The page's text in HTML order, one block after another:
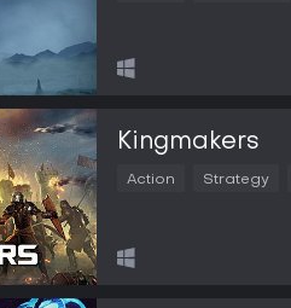
Kingmakers
Action Strategy